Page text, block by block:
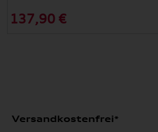
137,90 €
Versandkostenfrei*